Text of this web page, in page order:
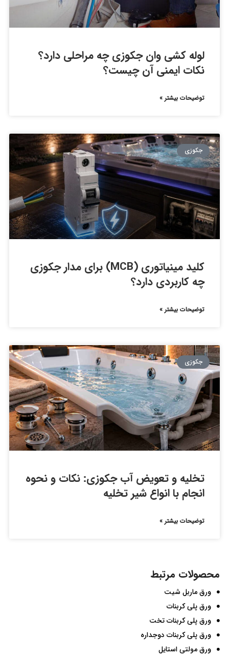
لوله کشی وان جکوزی چه مراحلی دارد؟
نکات ایمنی آن چیست؟
توضیحات بیشتر »
جکوزی
کلید مینیاتوری (MCB) برای مدار جکوزی
چه کاربردی دارد؟
توضیحات بیشتر »
جکوزی
تخلیه و تعویض آب جکوزی: نکات و نحوه
انجام با انواع شیر تخلیه
توضیحات بیشتر »
محصولات مرتبط
ورق ماربل شیت
ورق پلی کربنات
ورق پلی کربنات تخت
ورق پلی کربنات دوجداره
ورق مولتی استایل